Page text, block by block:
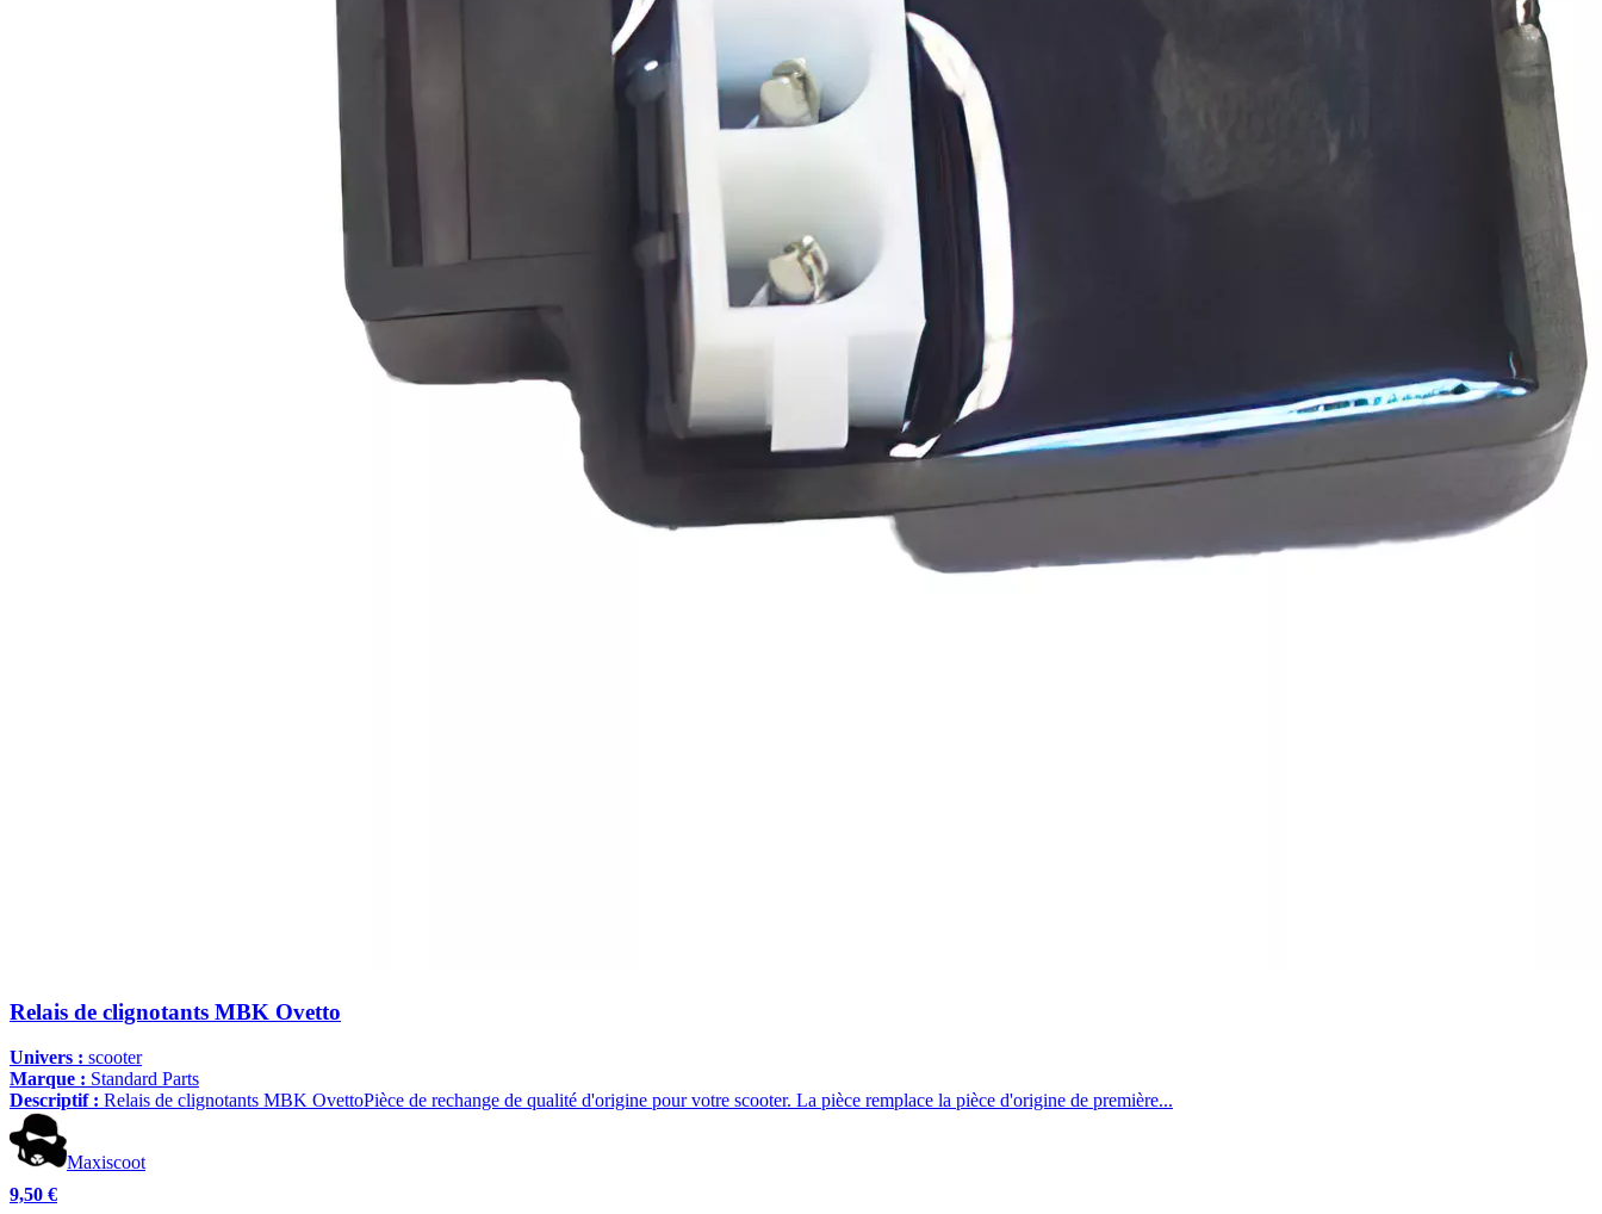
Relais de clignotants MBK Ovetto
Univers : scooter
Marque : Standard Parts
Descriptif : Relais de clignotants MBK OvettoPièce de rechange de qualité d'origine pour votre scooter. La pièce remplace la pièce d'origine de première...
Maxiscoot
9,50 €